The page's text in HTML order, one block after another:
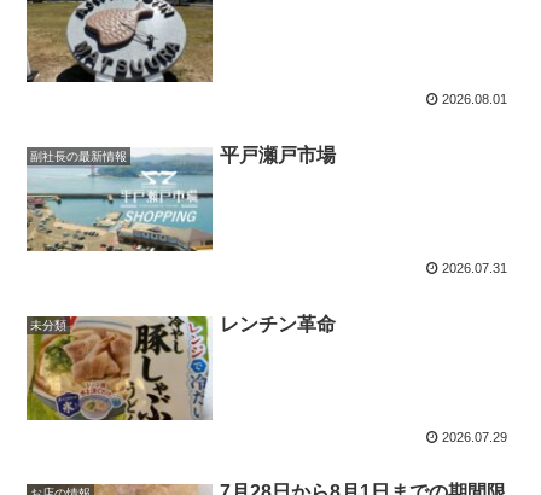
2026.08.01
副社長の最新情報 平戸瀬戸市場
2026.07.31
未分類 レンチン革命
2026.07.29